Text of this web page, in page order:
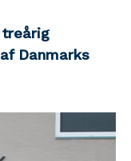
treårig
Danmarks